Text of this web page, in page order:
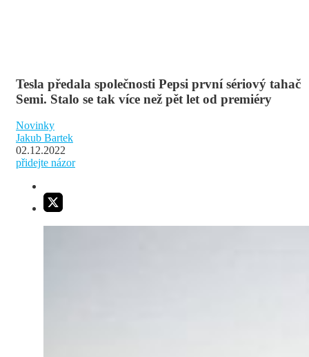
Tesla předala společnosti Pepsi první sériový tahač
Semi. Stalo se tak více než pět let od premiéry
Novinky
Jakub Bartek
02.12.2022
přidejte názor